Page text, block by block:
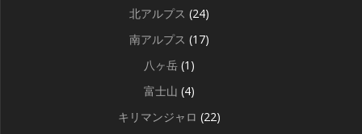
北アルプス (24)
南アルプス (17)
八ヶ岳 (1)
富士山 (4)
キリマンジャロ (22)